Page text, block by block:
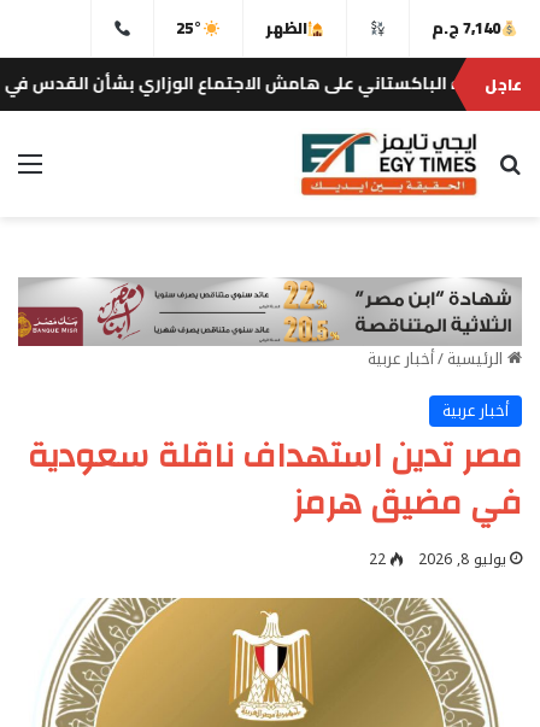
7,140 ج.م الظهر
25°
عاجل
الباكستاني على هامش الاجتماع الوزاري بشأن القدس في عمّان
بحث عن
الرئيسية/أخبار عربية
أخبار عربية
مصر تدين استهداف ناقلة سعودية
في مضيق هرمز
يوليو 8, 2026 22